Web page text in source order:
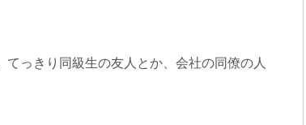
っきり同級生の友人とか、会社の同僚の人